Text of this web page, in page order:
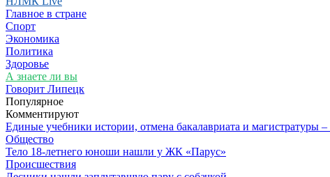
Главное в стране
Спорт
Экономика
Политика
Здоровье
А знаете ли вы
Говорит Липецк
Популярное
Комментируют
Единые учебники истории, отмена бакалавриата и магистратуры
Общество
Тело 18-летнего юноши нашли у ЖК «Парус»
Происшествия